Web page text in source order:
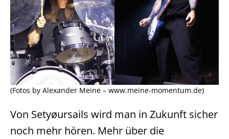
(Fotos by Alexander Meine – www.meine-momentum.de)
Von Setyøursails wird man in Zukunft sicher
noch mehr hören. Mehr über die